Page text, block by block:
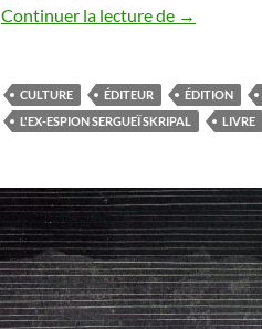
Continuer la lecture de →
CULTURE ÉDITEUR ÉDITION
L'EX-ESPION SERGUEÏ SKRIPAL
LIVRE